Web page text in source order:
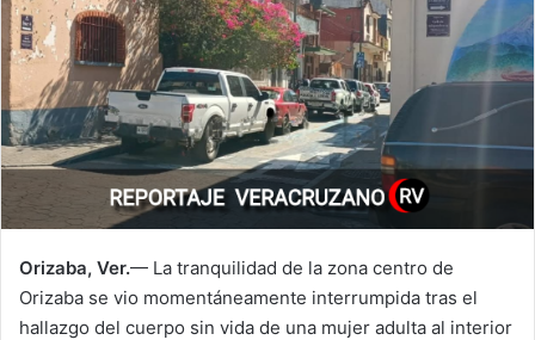
Orizaba, Ver.— La tranquilidad de la zona centro de
Orizaba se vio momentáneamente interrumpida tras el
hallazgo del cuerpo sin vida de una mujer adulta al interior